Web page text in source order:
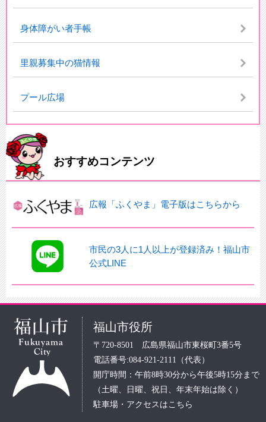
身体障がい者手帳
里親募集中の猫情報
プール広場
おすすめコンテンツ
広報「ふくやま」電子版はこちらから
市民の3人に1人以上が登録済み！福山市
公式LINE
福山市役所
〒720-8501 広島県福山市東桜町3番5号
電話番号:084-921-2111（代表）
開庁時間：午前8時30分から午後5時15分まで
（土曜、日曜、祝日、年末年始は除く）
駐車場・アクセスはこちら